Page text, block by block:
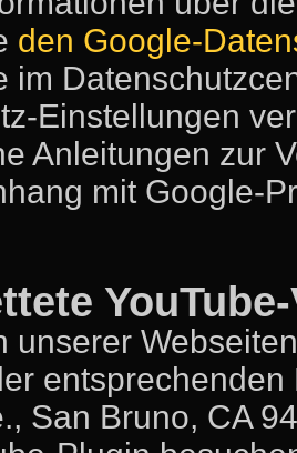
den Google-
im
Einstellungen
Anleitungen zur
mit Google-
unserer
San Bruno, CA